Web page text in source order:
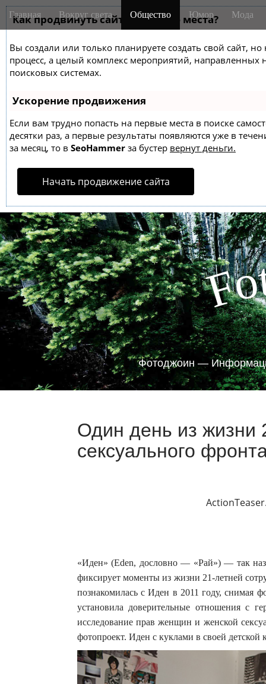
Как продвинуть сайт на первые места?
Вы создали или только планируете создать свой сайт,
процесс, а целый комплекс мероприятий,
поисковых системах.
Ускорение продвижения
Если вам трудно попасть на первые места в поиске
десятки раз, а первые результаты появляются уже в
за месяц, то в SeoHammer за бустер вернут деньги.
Начать продвижение сайта
M
a
n
m
e
n
u
i
Главная Вокруг света Общество Юмор Мода
Fo
Фотоджоин —
Один день из жизни
сексуального
«Иден» (Eden, дословно — «Рай») — так
фиксирует моменты из жизни 21-летней
познакомилась с Иден в 2011 году, снимая
установила доверительные отношения с
исследование прав женщин и женской
фотопроект. Иден с куклами в своей